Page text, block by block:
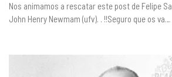
Nos animamos a rescatar este post de Felipe
John Henry Newmam (ufv). . !!Seguro que os va…